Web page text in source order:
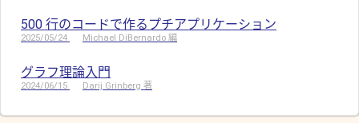
500 行のコードで作るプチアプリケーション
2025/05/24 Michael DiBernardo 編
グラフ理論入門
2024/06/15 Darij Grinberg 著